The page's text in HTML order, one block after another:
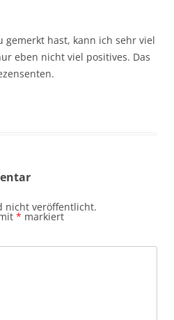
gemerkt hast, kann ich sehr viel
eben nicht viel positives. Das
nicht veröffentlicht.
* markiert